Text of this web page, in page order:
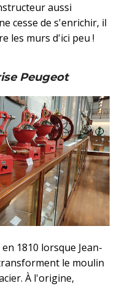
aussi
cesse de s'enrichir, il
les murs d'ici peu !
Peugeot
1810 lorsque Jean-
le moulin
À l'origine,